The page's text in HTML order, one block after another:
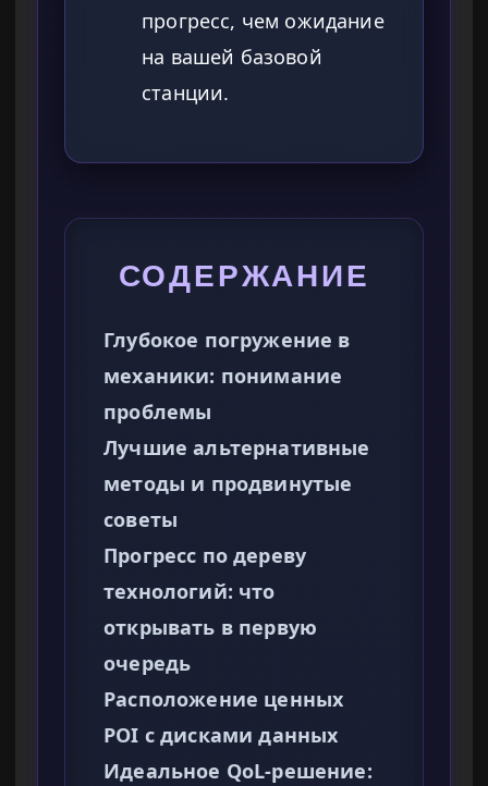
прогресс, чем ожидание
на вашей базовой
станции.
СОДЕРЖАНИЕ
Глубокое погружение в
механики: понимание
проблемы
Лучшие альтернативные
методы и продвинутые
советы
Прогресс по дереву
технологий: что
открывать в первую
очередь
Расположение ценных
POI с дисками данных
Идеальное QoL-решение: